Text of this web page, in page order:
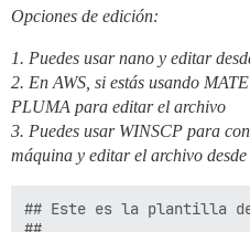
Opciones de edición:
1. Puedes usar nano y editar
2. En AWS, si estás usando
PLUMA para editar el archivo
3. Puedes usar WINSCP para
máquina y editar el archivo
## Este es la plantilla de